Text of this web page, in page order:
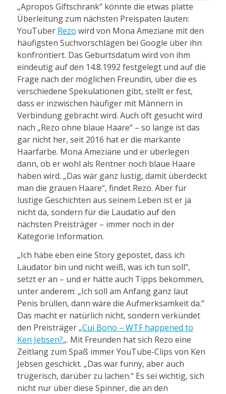
„Apropos Giftschrank“ könnte die etwas platte
Überleitung zum nächsten Preispaten lauten:
YouTuber Rezo wird von Mona Ameziane mit den
häufigsten Suchvorschlägen bei Google über ihn
konfrontiert. Das Geburtsdatum wird von ihm
eindeutig auf den 14.8.1992 festgelegt und auf die
Frage nach der möglichen Freundin, über die es
verschiedene Spekulationen gibt, stellt er fest,
dass er inzwischen häufiger mit Männern in
Verbindung gebracht wird. Auch oft gesucht wird
nach „Rezo ohne blaue Haare“ – so lange ist das
gar nicht her, seit 2016 hat er die markante
Haarfarbe. Mona Ameziane und er überlegen
dann, ob er wohl als Rentner noch blaue Haare
haben wird. „Das wär ganz lustig, damit überdeckt
man die grauen Haare“, findet Rezo. Aber für
lustige Geschichten aus seinem Leben ist er ja
nicht da, sondern für die Laudatio auf den
nächsten Preisträger – immer noch in der
Kategorie Information.
„Ich habe eben eine Story gepostet, dass ich
Laudator bin und nicht weiß, was ich tun soll“,
setzt er an – und er hätte auch Tipps bekommen,
unter anderem: „Ich soll am Anfang ganz laut
Penis brüllen, dann wäre die Aufmerksamkeit da.“
Das macht er natürlich nicht, sondern verkündet
den Preisträger „Cui Bono – WTF happened to
Ken Jebsen?„. Mit Freunden hat sich Rezo eine
Zeitlang zum Spaß immer YouTube-Clips von Ken
Jebsen geschickt. „Das war funny, aber auch
trügerisch, darüber zu lachen.“ Es sei wichtig, sich
nicht nur über diese Spinner, die an den